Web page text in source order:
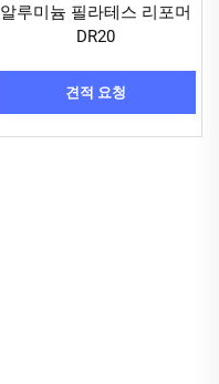
알루미늄 필라테스 리포머
DR20
견적 요청